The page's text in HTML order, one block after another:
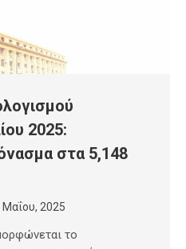
2025:
στα 5,148
Μαΐου, 2025
το